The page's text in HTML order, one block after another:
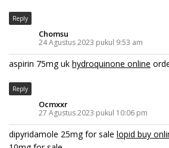
Reply
Chomsu
24 Agustus 2023 pukul 9:53 am
aspirin 75mg uk hydroquinone online
Reply
Ocmxxr
27 Agustus 2023 pukul 10:06 pm
dipyridamole 25mg for sale lopid buy